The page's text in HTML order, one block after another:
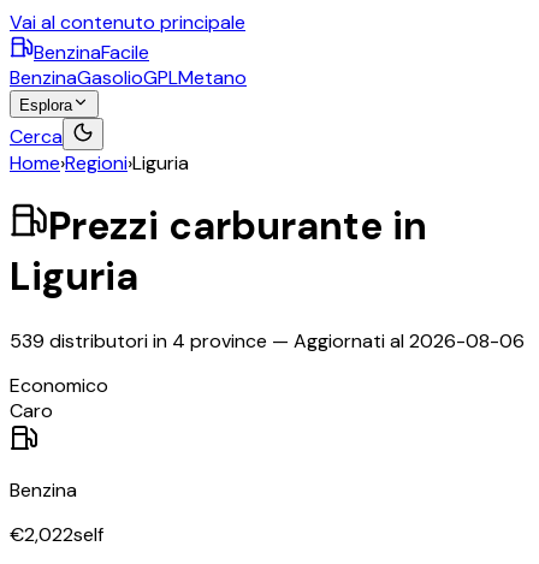
Vai al contenuto principale
BenzinaFacile
BenzinaGasolioGPLMetano
Esplora
Cerca
Home›Regioni›Liguria
Prezzi carburante in
Liguria
539 distributori in 4 province — Aggiornati al2026-08-06
Economico
Caro
Benzina
€2,022self